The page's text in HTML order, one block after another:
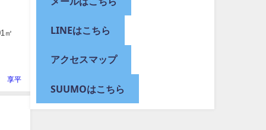
㎡
享平
LINEはこちら
アクセスマップ
SUUMOはこちら